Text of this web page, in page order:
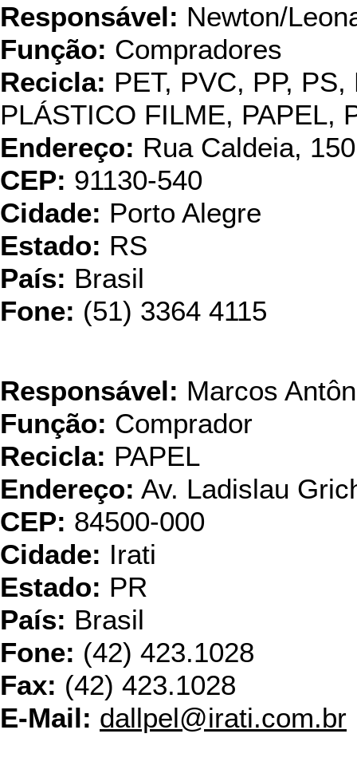
Responsável: Newton/
Função: Compradores
Recicla: PET, PVC, PP,
PLÁSTICO FILME, PAPEL,
Endereço: Rua Caldeia, 150
CEP: 91130-540
Cidade: Porto Alegre
Estado: RS
País: Brasil
Fone: (51) 3364 4115
Responsável: Marcos
Função: Comprador
Recicla: PAPEL
Endereço: Av. Ladislau
CEP: 84500-000
Cidade: Irati
Estado: PR
País: Brasil
Fone: (42) 423.1028
Fax: (42) 423.1028
E-Mail: dallpel@irati.com.br